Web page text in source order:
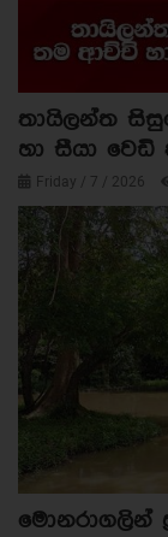
තායිලන්ත
හා සීයා
Friday / 7 / 2026
මොනරාගලින්